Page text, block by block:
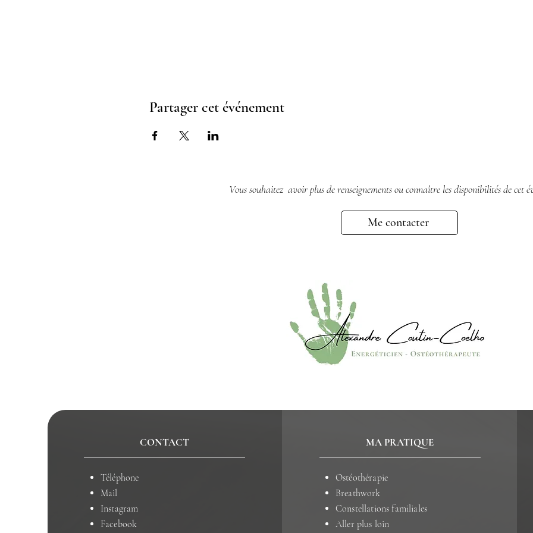
Partager cet événement
Vous souhaitez avoir plus de renseignements ou connaître les disponibilités de cet
Me contacter
CONTACT
Téléphone
Mail
Instagram
Facebook
MA PRATIQUE
Ostéothérapie
Breathwork
Constellations familiales
Aller plus loin